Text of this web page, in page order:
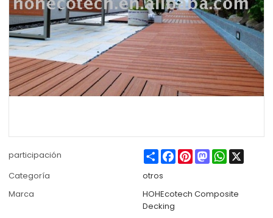
participación ShareFacebook
PinterestMastodonWhatsApp
X
Categoría
otros
Marca
HOHEcotech Composite
Decking